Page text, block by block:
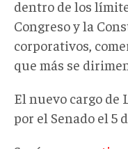
dentro de los
Congreso y la
corporativos,
que más se
El nuevo cargo de
por el Senado el 5